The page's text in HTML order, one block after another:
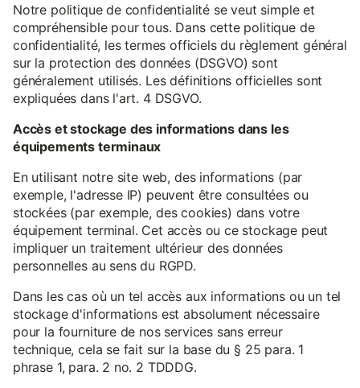
Notre politique de confidentialité se veut simple et
compréhensible pour tous. Dans cette politique de
confidentialité, les termes officiels du règlement général
sur la protection des données (DSGVO) sont
généralement utilisés. Les définitions officielles sont
expliquées dans l'art. 4 DSGVO.
Accès et stockage des informations dans les
équipements terminaux
En utilisant notre site web, des informations (par
exemple, l'adresse IP) peuvent être consultées ou
stockées (par exemple, des cookies) dans votre
équipement terminal. Cet accès ou ce stockage peut
impliquer un traitement ultérieur des données
personnelles au sens du RGPD.
Dans les cas où un tel accès aux informations ou un tel
stockage d'informations est absolument nécessaire
pour la fourniture de nos services sans erreur
technique, cela se fait sur la base du § 25 para. 1
phrase 1, para. 2 no. 2 TDDDG.